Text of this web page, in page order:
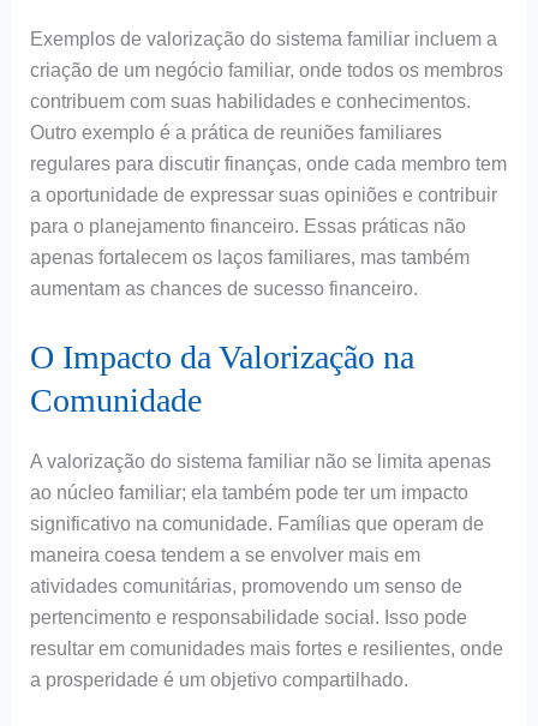
Exemplos de valorização do sistema familiar incluem a
criação de um negócio familiar, onde todos os membros
contribuem com suas habilidades e conhecimentos.
Outro exemplo é a prática de reuniões familiares
regulares para discutir finanças, onde cada membro tem
a oportunidade de expressar suas opiniões e contribuir
para o planejamento financeiro. Essas práticas não
apenas fortalecem os laços familiares, mas também
aumentam as chances de sucesso financeiro.
O Impacto da Valorização na
Comunidade
A valorização do sistema familiar não se limita apenas
ao núcleo familiar; ela também pode ter um impacto
significativo na comunidade. Famílias que operam de
maneira coesa tendem a se envolver mais em
atividades comunitárias, promovendo um senso de
pertencimento e responsabilidade social. Isso pode
resultar em comunidades mais fortes e resilientes, onde
a prosperidade é um objetivo compartilhado.